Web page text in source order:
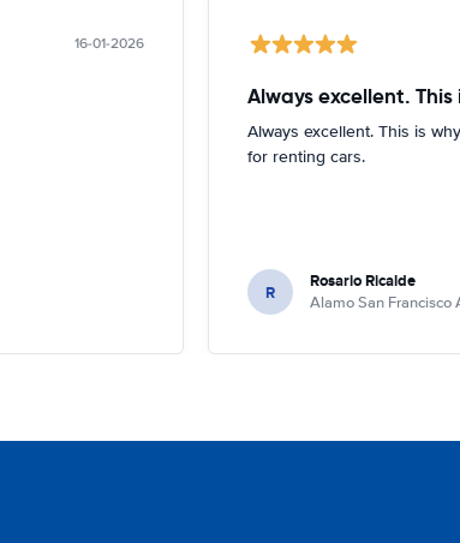
16-01-2026
Always excellent. This
Always excellent. This is
for renting cars.
R Rosario Ricalde
Alamo San Francisco